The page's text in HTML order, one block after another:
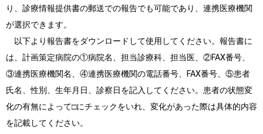
り、診療情報提供書の郵送での報告でも可能であり、連携医療機関
が選択できます。
以下より報告書をダウンロードして使用してください。報告書に
は、計画策定病院の①病院名、担当診療科、担当医、②FAX番号、
③連携医療機関名、④連携医療機関の電話番号、FAX番号、⑤患者
氏名、性別、生年月日、診察日を記入してください。患者の状態変
化の有無によって□にチェックをいれ、変化があった際は具体的内容
を記載してください。